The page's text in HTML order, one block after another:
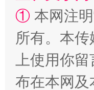
① 本网注
所有。本
上使用你
布在本网